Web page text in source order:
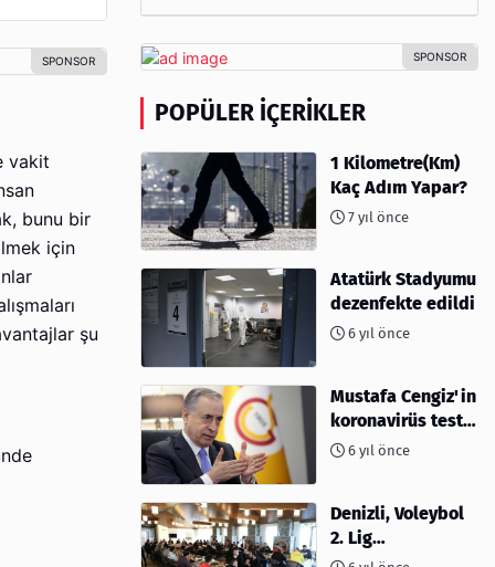
vakit
bunu bir
için
şu
POPÜLER İÇERIKLER
1 Kilometre(Km)
Kaç Adım Yapar?
7 yıl önce
Atatürk Stadyumu
dezenfekte edildi
6 yıl önce
Mustafa Cengiz'in
koronavirüs test
sonucu açıklandı
6 yıl önce
Denizli, Voleybol
2. Lig
müsabakalarına